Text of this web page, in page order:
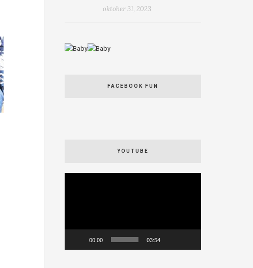
oktober 31, 2023
FACEBOOK FUN
YOUTUBE
00:00 03:54